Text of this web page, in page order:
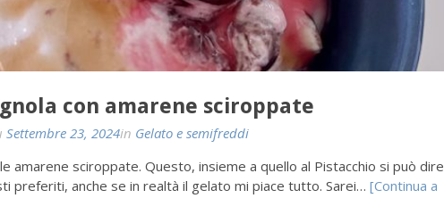
con amarene sciroppate
Settembre 23, 2024in Gelato e semifreddi
amarene sciroppate. Questo, insieme a quello al Pistacchio si può dire
preferiti, anche se in realtà il gelato mi piace tutto. Sarei… [Continua a